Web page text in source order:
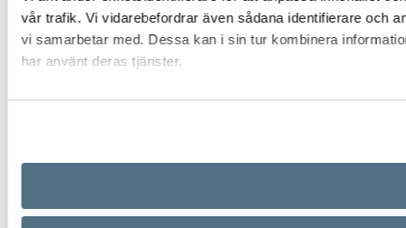
vår trafik. Vi vidarebefordrar även sådana identifierare och
vi samarbetar med. Dessa kan i sin tur kombinera
har använt deras tjänster.
Henån byta namn. Den italienska biltillverkaren
Ferrari anser att namnet inkräktar på företagets
varumärke och att pizzerian olovligen utnyttjar
menyer och skyltar. ”Det känns löjligt efter 30
reklam för Ferrari”, säger ägaren Kerim Al till